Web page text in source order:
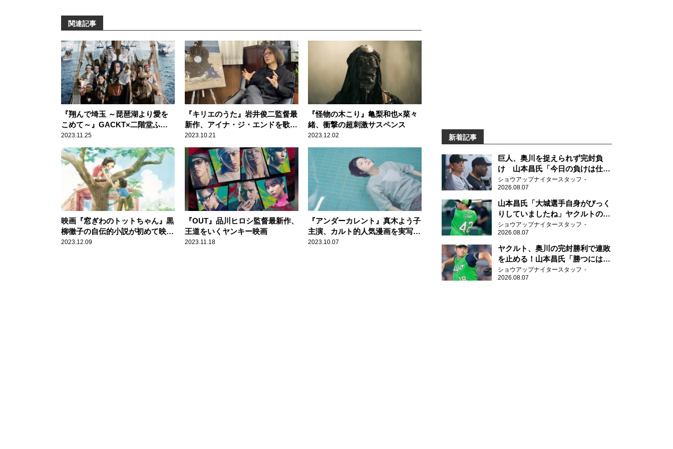
関連記事
『翔んで埼玉 ～琵琶湖より愛を
こめて～』GACKT×二階堂ふ
み、まさかの続編に傑作の予感
2023.11.25
『キリエのうた』岩井俊二監督最
新作、アイナ・ジ・エンドを歌姫
に迎えた音楽映画
2023.10.21
『怪物の木こり』亀梨和也×菜々
緒、衝撃の超刺激サスペンス
2023.12.02
映画『窓ぎわのトットちゃん』黒
柳徹子の自伝的小説が初めて映画
になった！
2023.12.09
『OUT』品川ヒロシ監督最新作、
王道をいくヤンキー映画
2023.11.18
『アンダーカレント』真木よう子
主演、カルト的人気漫画を実写映
画化
2023.10.07
新着記事
巨人、奥川を捉えられず完封負
け 山本昌氏「今日の負けは仕方
がない」
ショウアップナイタースタッフ
2026.08.07
山本昌氏「大城選手自身がびっく
りしていましたね」ヤクルトのフ
ァースト・澤井の判断を評価
ショウアップナイタースタッフ
2026.08.07
ヤクルト、奥川の完封勝利で連敗
を止める！山本昌氏「勝つにはこ
ういう形しかない」
ショウアップナイタースタッフ
2026.08.07